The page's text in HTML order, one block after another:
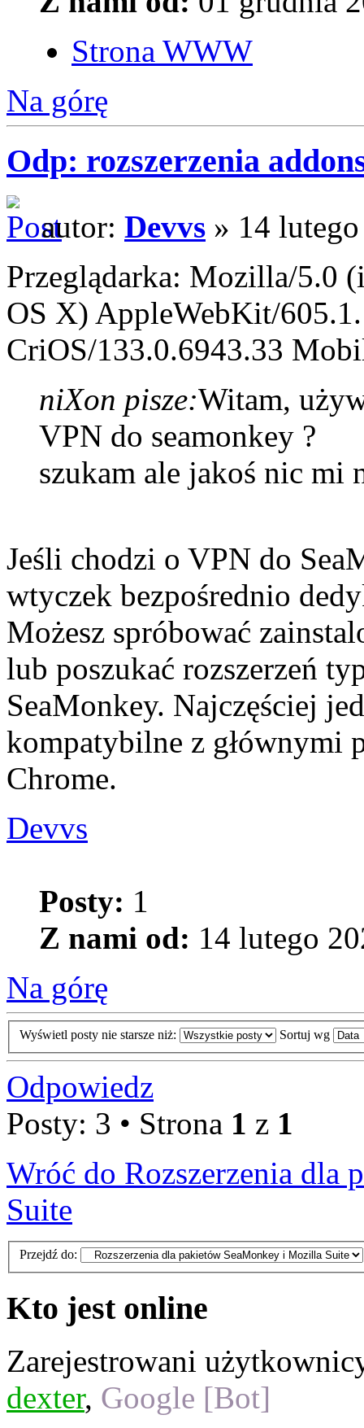
Strona WWW
Na górę
Odp: rozszerzenia
autor: Devvs » 14
Przeglądarka: Mozilla/5.0
OS X) AppleWebKit/
CriOS/133.0.6943.33
niXon pisze:Witam,
VPN do seamonkey ?
szukam ale jakoś nic mi
Jeśli chodzi o VPN do
wtyczek bezpośrednio
Możesz spróbować
lub poszukać rozszerzeń
SeaMonkey. Najczęściej
kompatybilne z głównymi
Chrome.
Devvs
Posty: 1
Z nami od: 14 lutego
Na górę
Wyświetl posty nie starsze niż: Sortuj wg
Odpowiedz
Posty: 3 • Strona 1 z 1
Wróć do Rozszerzenia dla
Suite
Przejdź do:
Kto jest online
Zarejestrowani
dexter, Google [Bot]